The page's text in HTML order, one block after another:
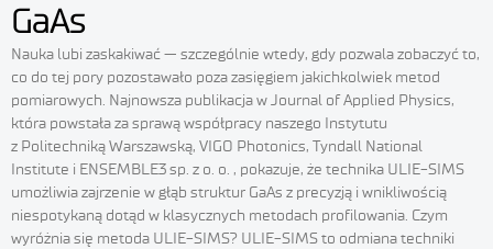
GaAs
Nauka lubi zaskakiwać — szczególnie wtedy, gdy pozwala zobaczyć to,
co do tej pory pozostawało poza zasięgiem jakichkolwiek metod
pomiarowych. Najnowsza publikacja w Journal of Applied Physics,
która powstała za sprawą współpracy naszego Instytutu
z Politechniką Warszawską, VIGO Photonics, Tyndall National
Institute i ENSEMBLE3 sp. z o. o. , pokazuje, że technika ULIE-SIMS
umożliwia zajrzenie w głąb struktur GaAs z precyzją i wnikliwością
niespotykaną dotąd w klasycznych metodach profilowania. Czym
wyróżnia się metoda ULIE-SIMS? ULIE-SIMS to odmiana techniki